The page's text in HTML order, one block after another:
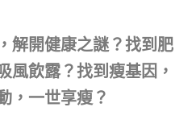
解開健康之謎？找到肥
風飲露？找到瘦基因，
，一世享瘦？